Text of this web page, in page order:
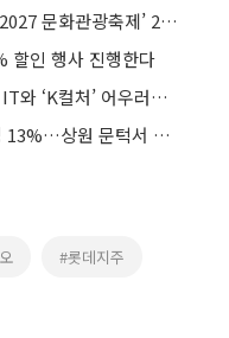
문체부, K컬처 종합 체험장 ‘2026~2027 문화관광축제’ 27개 선정
할인 행사 진행한다
양재·개포, ICT 거점 도약…성수는 IT와 ‘K컬처’ 어우러진 허브로
美 클래리티 법안 연내 통과 가능성 13%…상원 문턱서 제동
#롯데지주